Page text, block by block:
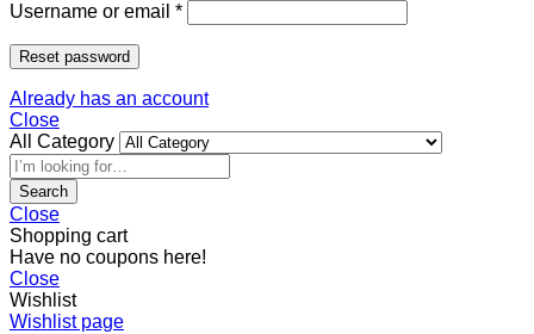
Username or email *
Reset password
Already has an account
Close
All Category
Search
Close
Shopping cart
Have no coupons here!
Close
Wishlist
Wishlist page